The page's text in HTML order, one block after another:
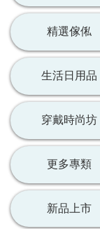
精選傢俬
生活日用品
穿戴時尚坊
更多專類
新品上市